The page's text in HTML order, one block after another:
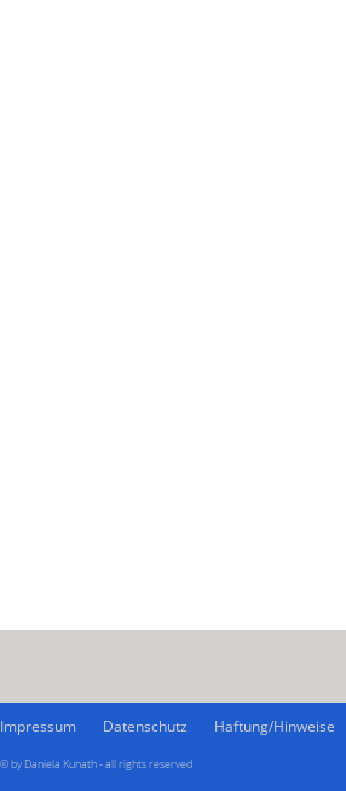
Impressum Datenschutz Haftung/Hinweise
© by Daniela Kunath - all rights reserved